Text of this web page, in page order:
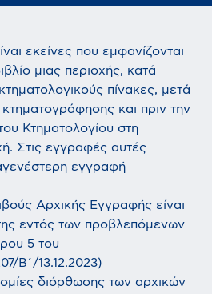
εκείνες που εμφανίζονται
μιας περιοχής, κατά
πίνακες, μετά
και πριν την
Κτηματολογίου στη
Στις εγγραφές αυτές
εγγραφή
Αρχικής Εγγραφής είναι
εντός των προβλεπόμενων
5 του
Β΄/13.12.2023)
διόρθωσης των αρχικών